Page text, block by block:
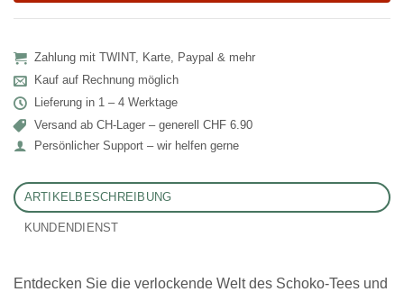
Zahlung mit TWINT, Karte, Paypal & mehr
Kauf auf Rechnung möglich
Lieferung in 1 – 4 Werktage
Versand ab CH‑Lager – generell CHF 6.90
Persönlicher Support – wir helfen gerne
ARTIKELBESCHREIBUNG
KUNDENDIENST
Entdecken Sie die verlockende Welt des Schoko-Tees und